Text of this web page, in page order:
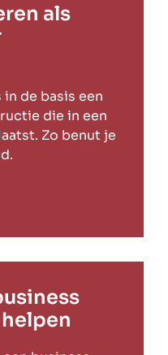
als
in de basis een
die in een
Zo benut je